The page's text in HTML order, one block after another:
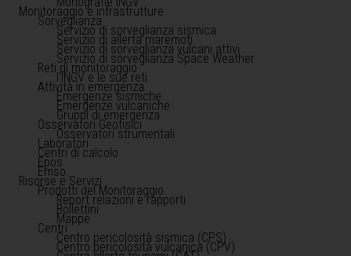
Monitoraggio e infrastrutture
Sorveglianza
Servizio di sorveglianza sismica
Servizio di allerta maremoti
Servizio di sorveglianza vulcani attivi
Servizio di sorveglianza Space Weather
Reti di monitoraggio
l'INGV e le sue reti
Attività in emergenza
Emergenze sismiche
Emergenze vulcaniche
Gruppi di emergenza
Osservatori Geofisici
Osservatori strumentali
Laboratori
Centri di calcolo
Epos
Emso
Risorse e Servizi
Prodotti del Monitoraggio
Report relazioni e rapporti
Bollettini
Mappe
Centri
Centro pericolosità sismica (CPS)
Centro pericolosità vulcanica (CPV)